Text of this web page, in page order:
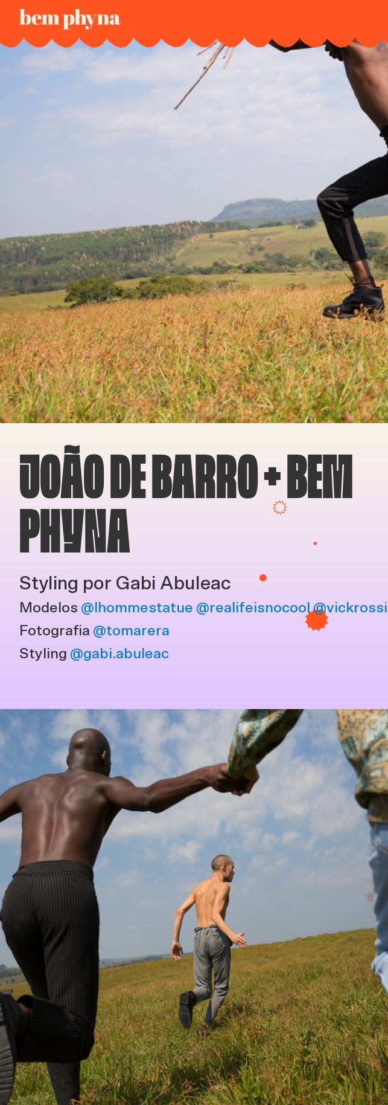
JOÃO DE BARRO + BEM
PHYNA
Styling por Gabi Abuleac
Modelos @lhommestatue @realifeisnocool @vickrossi_
Fotografia @tomarera
Styling @gabi.abuleac